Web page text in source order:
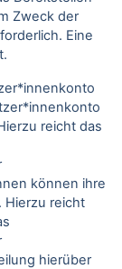
Zweck der
Eine
reicht das
können ihre
Hierzu reicht
hierüber